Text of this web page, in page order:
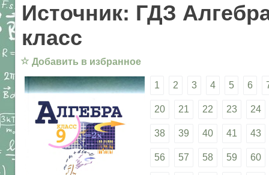
Источник: ГДЗ
класс
☆ Добавить в избранное
1 2 3 4 5 6
20 21 22 23 24
38 39 40 41 43
56 57 58 59 60